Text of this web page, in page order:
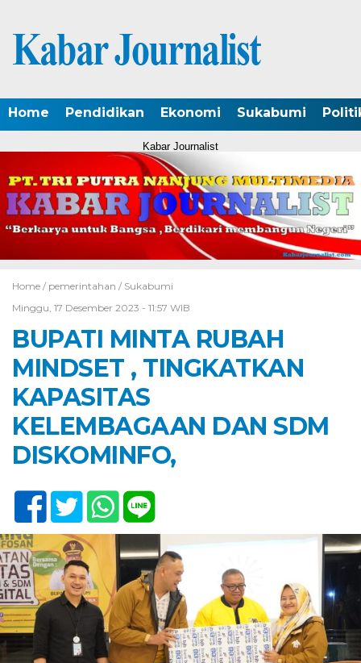
Home Pendidikan Ekonomi Sukabumi
Kabar Journalist
Home / pemerintahan / Sukabumi
Minggu, 17 Desember 2023 - 11:57 WIB
BUPATI MINTA RUBAH
MINDSET , TINGKATKAN
KAPASITAS
KELEMBAGAAN DAN SDM
DISKOMINFO,